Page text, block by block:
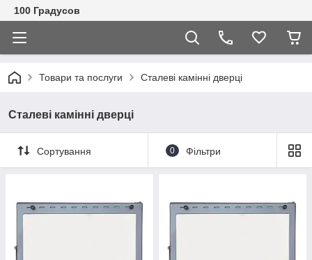
100 Градусов
Товари та послуги Сталеві камінні дверці
Сталеві камінні дверці
Сортування 0 Фільтри